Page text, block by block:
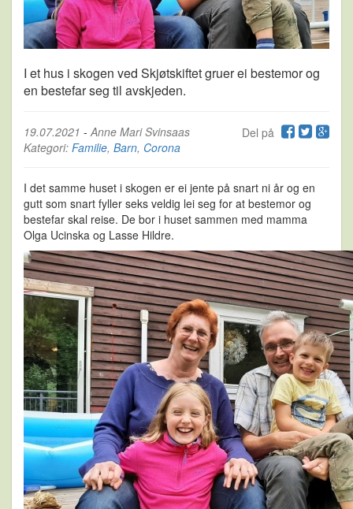
I et hus i skogen ved Skjøtskiftet gruer ei bestemor og
en bestefar seg til avskjeden.
Del på
19.07.2021 - Anne Mari Svinsaas
Kategori: Familie, Barn, Corona
I det samme huset i skogen er ei jente på snart ni år og en
gutt som snart fyller seks veldig lei seg for at bestemor og
bestefar skal reise. De bor i huset sammen med mamma
Olga Ucinska og Lasse Hildre.